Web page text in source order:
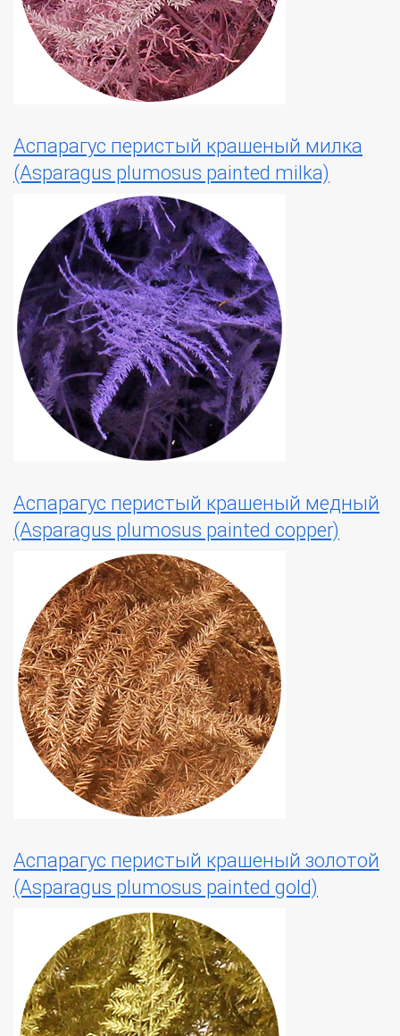
Аспарагус перистый крашеный милка
(Asparagus plumosus painted milka)
Аспарагус перистый крашеный медный
(Asparagus plumosus painted copper)
Аспарагус перистый крашеный золотой
(Asparagus plumosus painted gold)